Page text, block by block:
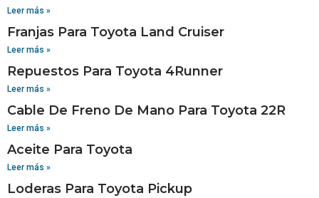
Leer más »
Franjas Para Toyota Land Cruiser
Leer más »
Repuestos Para Toyota 4Runner
Leer más »
Cable De Freno De Mano Para Toyota 22R
Leer más »
Aceite Para Toyota
Leer más »
Loderas Para Toyota Pickup